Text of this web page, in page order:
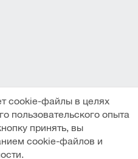
cookie-файлы в целях
пользовательского опыта
принять, вы
cookie-файлов и